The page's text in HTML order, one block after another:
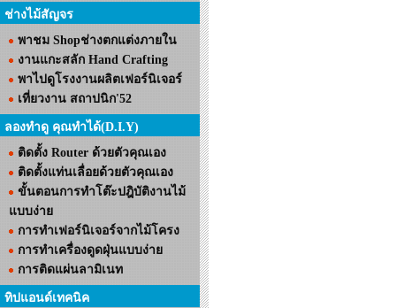
ช่างไม้สัญจร
พาชม Shopช่างตกแต่งภายใน
งานแกะสลัก Hand Crafting
พาไปดูโรงงานผลิตเฟอร์นิเจอร์
เที่ยวงาน สถาปนิก'52
ลองทำดู คุณทำได้(D.I.Y)
ติดตั้ง Router ด้วยตัวคุณเอง
ติดตั้งแท่นเลื่อยด้วยตัวคุณเอง
ขั้นตอนการทำโต๊ะปฎิบัติงานไม้
แบบง่าย
การทำเฟอร์นิเจอร์จากไม้โครง
การทำเครื่องดูดฝุ่นแบบง่าย
การติดแผ่นลามิเนท
ทิปแอนด์เทคนิค